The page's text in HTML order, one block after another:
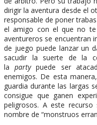
dirigir la aventura desde el
responsable de poner
el amigo con el que no te
aventureros se encuentran
de juego puede lanzar un
sacudir la suerte de la
lapartypuede ser
enemigos. De esta
guardia durante las largas
consigue que ganen
peligrosos. A este
nombre de “monstruos